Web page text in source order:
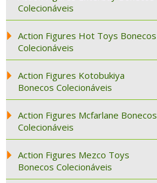
Colecionáveis
Action Figures Hot Toys Bonecos
Colecionáveis
Action Figures Kotobukiya
Bonecos Colecionáveis
Action Figures Mcfarlane Bonecos
Colecionáveis
Action Figures Mezco Toys
Bonecos Colecionáveis